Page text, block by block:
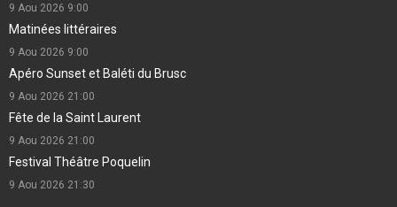
9 Aou 2026 9:00
Matinées littéraires
9 Aou 2026 9:00
Apéro Sunset et Baléti du Brusc
9 Aou 2026 21:00
Fête de la Saint Laurent
9 Aou 2026 21:00
Festival Théâtre Poquelin
9 Aou 2026 21:30